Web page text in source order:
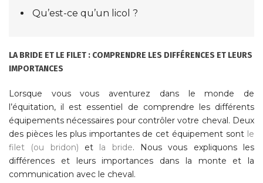
Qu’est-ce qu’un licol ?
LA BRIDE ET LE FILET : COMPRENDRE LES DIFFÉRENCES ET LEURS
IMPORTANCES
Lorsque vous vous aventurez dans le monde de
l’équitation, il est essentiel de comprendre les différents
équipements nécessaires pour contrôler votre cheval. Deux
des pièces les plus importantes de cet équipement sont le
filet (ou bridon) et la bride. Nous vous expliquons les
différences et leurs importances dans la monte et la
communication avec le cheval.